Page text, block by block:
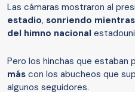
Las cámaras mostraron al
estadio, sonriendo
del himno nacional
Pero los hinchas que estaban
más con los abucheos que
algunos seguidores.